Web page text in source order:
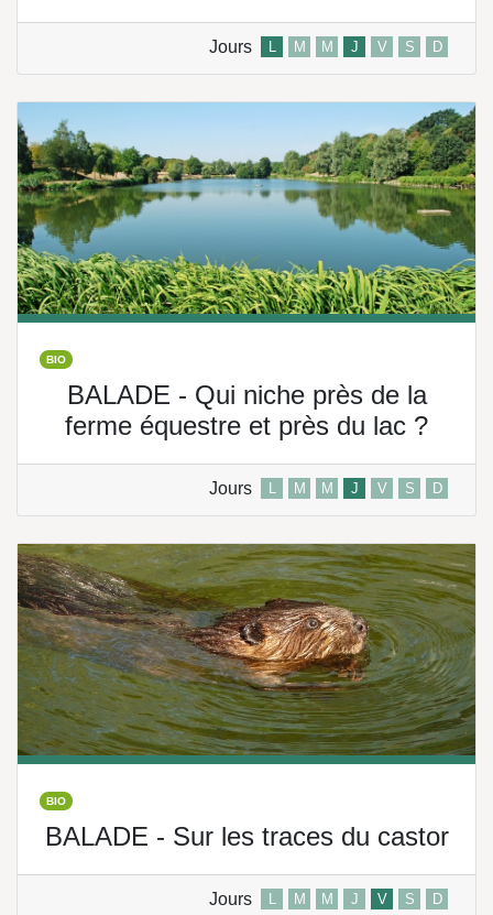
Jours L M M J V S D
BIO
BALADE - Qui niche près de la
ferme équestre et près du lac ?
Jours L M M J V S D
BIO
BALADE - Sur les traces du castor
Jours L M M J V S D